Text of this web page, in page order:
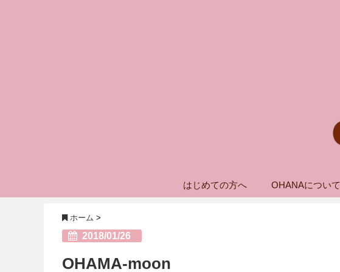
はじめての方へ OHANAについて
ホーム >
2018/01/26
OHAMA-moon